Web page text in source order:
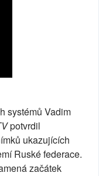
systémů Vadim
potvrdil
ukazujících
Ruské federace.
začátek